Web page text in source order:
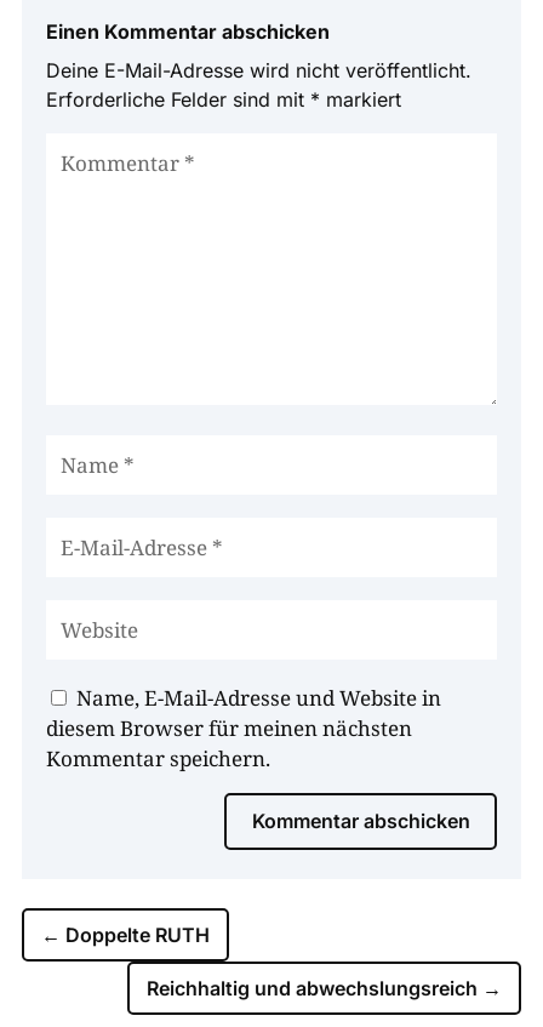
Einen Kommentar abschicken
Deine E-Mail-Adresse wird nicht veröffentlicht.
Erforderliche Felder sind mit * markiert
Name, E-Mail-Adresse und Website in
diesem Browser für meinen nächsten
Kommentar speichern.
Kommentar abschicken
← Doppelte RUTH
Reichhaltig und abwechslungsreich →